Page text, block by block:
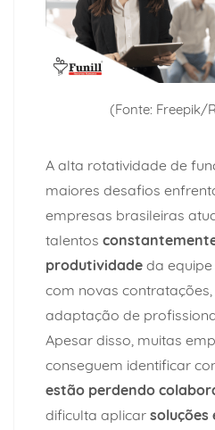
(Fonte: Freepik/
A alta rotatividade de
maiores desafios
empresas brasileiras
talentos
produtividade da
com novas
adaptação de
Apesar disso, muitas
conseguem identificar
estão perdendo
dificulta aplicar soluções